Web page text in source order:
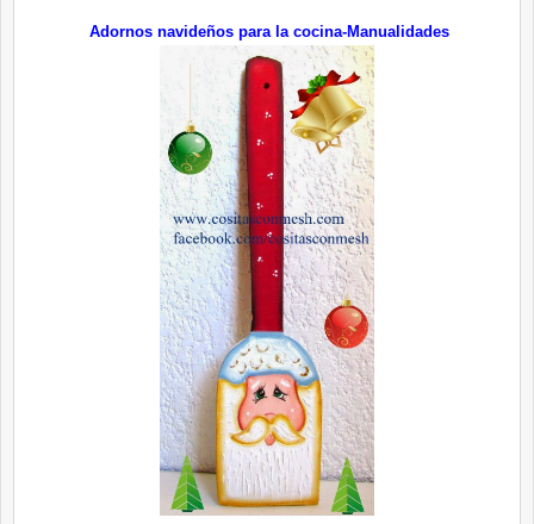
Adornos navideños para la cocina-Manualidades